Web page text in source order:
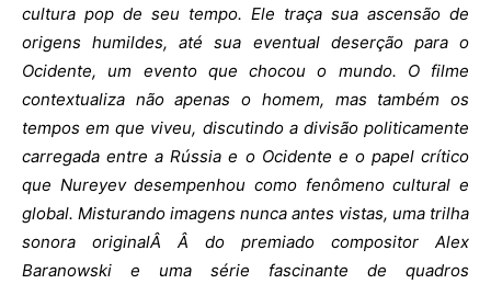
cultura pop de seu tempo. Ele traça sua ascensão de
origens humildes, até sua eventual deserção para o
Ocidente, um evento que chocou o mundo. O filme
contextualiza não apenas o homem, mas também os
tempos em que viveu, discutindo a divisão politicamente
carregada entre a Rússia e o Ocidente e o papel crítico
que Nureyev desempenhou como fenômeno cultural e
global. Misturando imagens nunca antes vistas, uma trilha
sonora originalÂ Â do premiado compositor Alex
Baranowski e uma série fascinante de quadros